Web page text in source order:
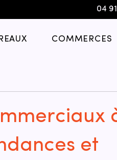
04
COMMERCES
et